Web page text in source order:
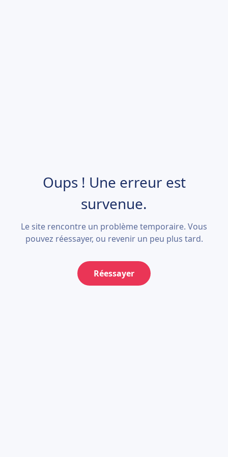
Oups ! Une erreur est
survenue.
Le site rencontre un problème temporaire. Vous
pouvez réessayer, ou revenir un peu plus tard.
Réessayer